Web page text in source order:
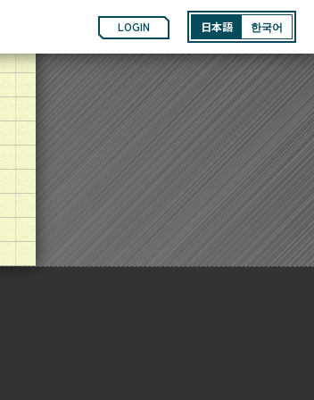
LOGIN 日本語 한국어